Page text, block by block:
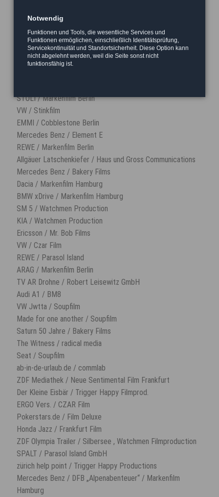
Froop - Müllermilch / Bigfish
Curry-King - Maica / Black Pictures Hamburg
Sage Software / BM8
Saturn / Bigfish
STOLI / Markenfilm Berlin
VW / Stinkfilm
EMMI / Cobblestone Berlin
Mercedes Benz / Element E
REWE / Markenfilm Berlin
Allgäuer Latschenkiefer / Haus und Gross Communications
Mercedes Benz / Bakery Films
Dacia / Markenfilm Hamburg
BMW xDrive / Markenfilm Hamburg
SM 5 / Watchmen Production
KIA / Watchmen Production
Ericsson / Mr. Bob Films
VW / Czar Film
REWE / Parasol Island
ARAG / Markenfilm Berlin
TV AR Drohne / Robert Leisewitz GmbH
Audi A1 / BM8
VW Jwtta / Soupfilm
Made for one another / Soupfilm
Saturn 50 Jahre / Bakery Films
The Witness / radical media
Seat / Soupfilm
ab-in-de-urlaub.de / commlab
ZDF Mediathek / Neue Sentimental Film Frankfurt
Der Kleine Eisbär / Trigger Happy Filmprod.
ERGO Vers. / CZAR Film
Pokerstars.de / Film Deluxe
Honda Jazz / Frankfurt Film
ZDF Olympia Trailer / Silbersee , Watchmen Filmproduction
SPALT / Parasol Island GmbH
zürich help point / Trigger Happy Productions
Mercedes Benz / DFB „Alpenabenteuer“ / Markenfilm
Hamburg
Notwendig
Funktionen und Tools, die wesentliche Services und
Funktionen ermöglichen, einschließlich Identitätsprüfung,
Servicekontinuität und Standortsicherheit. Diese Option kann
nicht abgelehnt werden, weil die Seite sonst nicht
funktionsfähig ist.